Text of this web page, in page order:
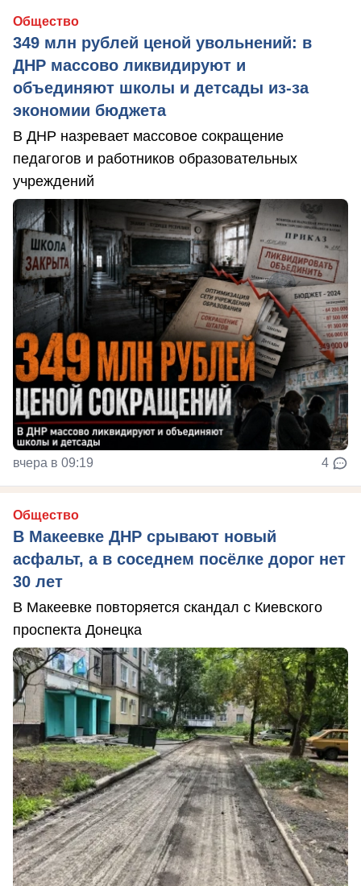
Общество
349 млн рублей ценой увольнений: в
ДНР массово ликвидируют и
объединяют школы и детсады из-за
экономии бюджета
В ДНР назревает массовое сокращение
педагогов и работников образовательных
учреждений
вчера в 09:19 4
Общество
В Макеевке ДНР срывают новый
асфальт, а в соседнем посёлке дорог нет
30 лет
В Макеевке повторяется скандал с Киевского
проспекта Донецка